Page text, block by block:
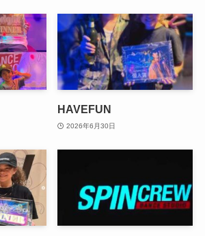
HAVEFUN
2026年6月30日